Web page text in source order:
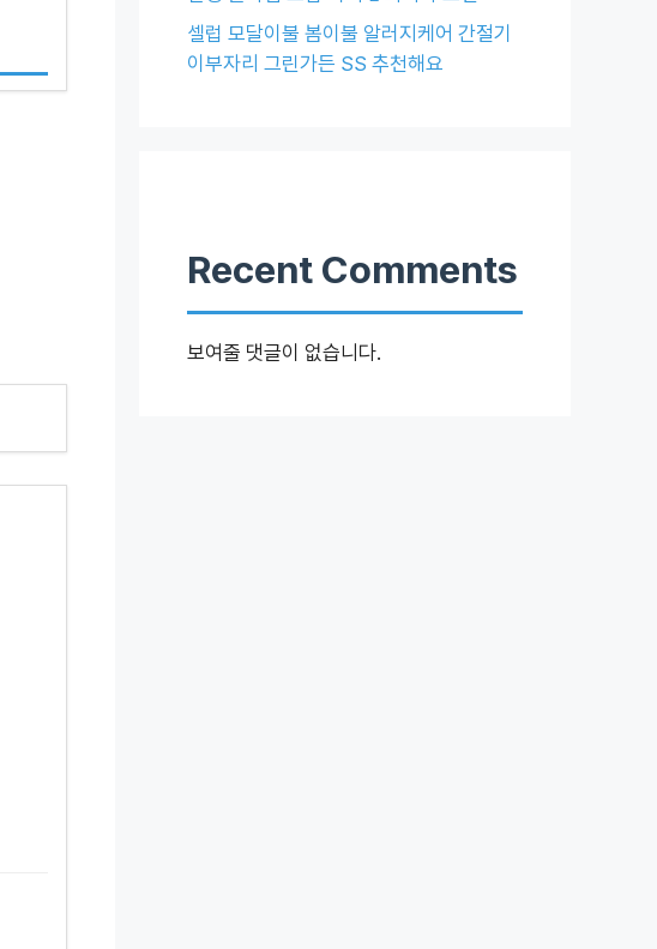
셀럽 모달이불 봄이불 알러지케어 간절기
이부자리 그린가든 SS 추천해요
Recent Comments
보여줄 댓글이 없습니다.